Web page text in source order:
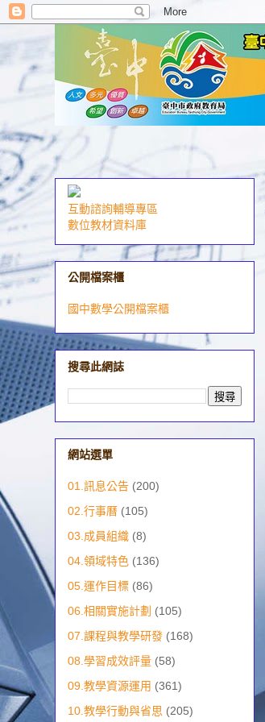
互動諮詢輔導專區
數位教材資料庫
公開檔案櫃
國中數學公開檔案櫃
搜尋此網誌
網站選單
01.訊息公告 (200)
02.行事曆 (105)
03.成員組織 (8)
04.領域特色 (136)
05.運作目標 (86)
06.相關實施計劃 (105)
07.課程與教學研發 (168)
08.學習成效評量 (58)
09.教學資源運用 (361)
10.教學行動與省思 (205)